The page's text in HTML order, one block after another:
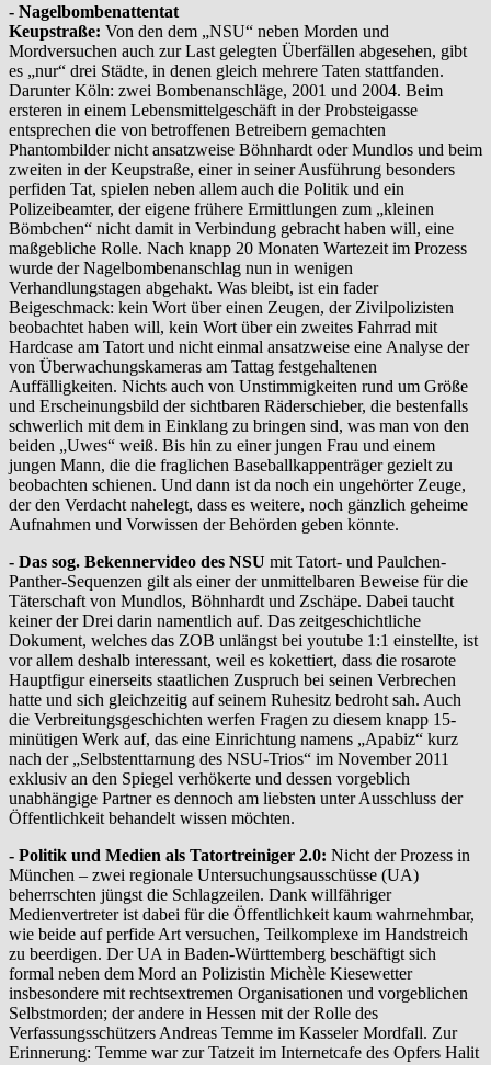
- Nagelbombenattentat
Keupstraße: Von den dem „NSU“ neben Morden und
Mordversuchen auch zur Last gelegten Überfällen abgesehen, gibt
es „nur“ drei Städte, in denen gleich mehrere Taten stattfanden.
Darunter Köln: zwei Bombenanschläge, 2001 und 2004. Beim
ersteren in einem Lebensmittelgeschäft in der Probsteigasse
entsprechen die von betroffenen Betreibern gemachten
Phantombilder nicht ansatzweise Böhnhardt oder Mundlos und beim
zweiten in der Keupstraße, einer in seiner Ausführung besonders
perfiden Tat, spielen neben allem auch die Politik und ein
Polizeibeamter, der eigene frühere Ermittlungen zum „kleinen
Bömbchen“ nicht damit in Verbindung gebracht haben will, eine
maßgebliche Rolle. Nach knapp 20 Monaten Wartezeit im Prozess
wurde der Nagelbombenanschlag nun in wenigen
Verhandlungstagen abgehakt. Was bleibt, ist ein fader
Beigeschmack: kein Wort über einen Zeugen, der Zivilpolizisten
beobachtet haben will, kein Wort über ein zweites Fahrrad mit
Hardcase am Tatort und nicht einmal ansatzweise eine Analyse der
von Überwachungskameras am Tattag festgehaltenen
Auffälligkeiten. Nichts auch von Unstimmigkeiten rund um Größe
und Erscheinungsbild der sichtbaren Räderschieber, die bestenfalls
schwerlich mit dem in Einklang zu bringen sind, was man von den
beiden „Uwes“ weiß. Bis hin zu einer jungen Frau und einem
jungen Mann, die die fraglichen Baseballkappenträger gezielt zu
beobachten schienen. Und dann ist da noch ein ungehörter Zeuge,
der den Verdacht nahelegt, dass es weitere, noch gänzlich geheime
Aufnahmen und Vorwissen der Behörden geben könnte.
- Das sog. Bekennervideo des NSU mit Tatort- und Paulchen-
Panther-Sequenzen gilt als einer der unmittelbaren Beweise für die
Täterschaft von Mundlos, Böhnhardt und Zschäpe. Dabei taucht
keiner der Drei darin namentlich auf. Das zeitgeschichtliche
Dokument, welches das ZOB unlängst bei youtube 1:1 einstellte, ist
vor allem deshalb interessant, weil es kokettiert, dass die rosarote
Hauptfigur einerseits staatlichen Zuspruch bei seinen Verbrechen
hatte und sich gleichzeitig auf seinem Ruhesitz bedroht sah. Auch
die Verbreitungsgeschichten werfen Fragen zu diesem knapp 15-
minütigen Werk auf, das eine Einrichtung namens „Apabiz“ kurz
nach der „Selbstenttarnung des NSU-Trios“ im November 2011
exklusiv an den Spiegel verhökerte und dessen vorgeblich
unabhängige Partner es dennoch am liebsten unter Ausschluss der
Öffentlichkeit behandelt wissen möchten.
- Politik und Medien als Tatortreiniger 2.0: Nicht der Prozess in
München – zwei regionale Untersuchungsausschüsse (UA)
beherrschten jüngst die Schlagzeilen. Dank willfähriger
Medienvertreter ist dabei für die Öffentlichkeit kaum wahrnehmbar,
wie beide auf perfide Art versuchen, Teilkomplexe im Handstreich
zu beerdigen. Der UA in Baden-Württemberg beschäftigt sich
formal neben dem Mord an Polizistin Michèle Kiesewetter
insbesondere mit rechtsextremen Organisationen und vorgeblichen
Selbstmorden; der andere in Hessen mit der Rolle des
Verfassungsschützers Andreas Temme im Kasseler Mordfall. Zur
Erinnerung: Temme war zur Tatzeit im Internetcafe des Opfers Halit